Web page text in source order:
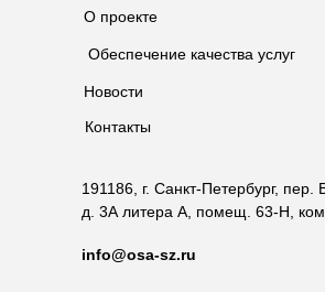
191186, г. Санкт-Петербург, пер.
д. 3А литера А, помещ. 63-Н,
info@osa-sz.ru
О проекте
Обеспечение качества услуг
Новости
Контакты